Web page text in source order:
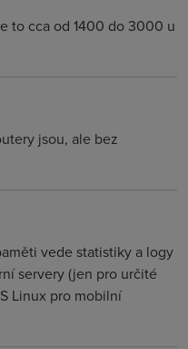
to cca od 1400 do 3000 u
jsou, ale bez
vede statistiky a logy
servery (jen pro určité
Linux pro mobilní